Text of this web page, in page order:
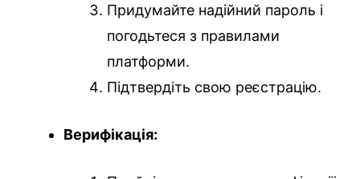
Придумайте надійний пароль і
погодьтеся з правилами
платформи.
Підтвердіть свою реєстрацію.
Верифікація: